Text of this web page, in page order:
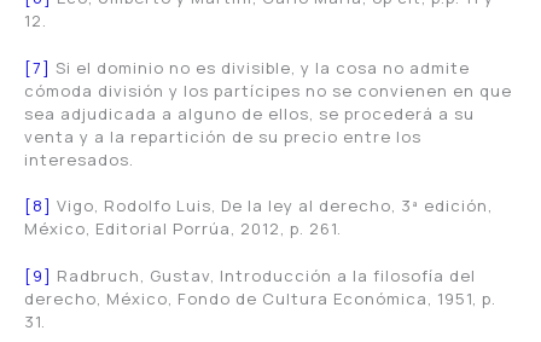
12.
[7] Si el dominio no es divisible, y la cosa no admite
cómoda división y los partícipes no se convienen en que
sea adjudicada a alguno de ellos, se procederá a su
venta y a la repartición de su precio entre los
interesados.
[8] Vigo, Rodolfo Luis, De la ley al derecho, 3ª edición,
México, Editorial Porrúa, 2012, p. 261.
[9] Radbruch, Gustav, Introducción a la filosofía del
derecho, México, Fondo de Cultura Económica, 1951, p.
31.